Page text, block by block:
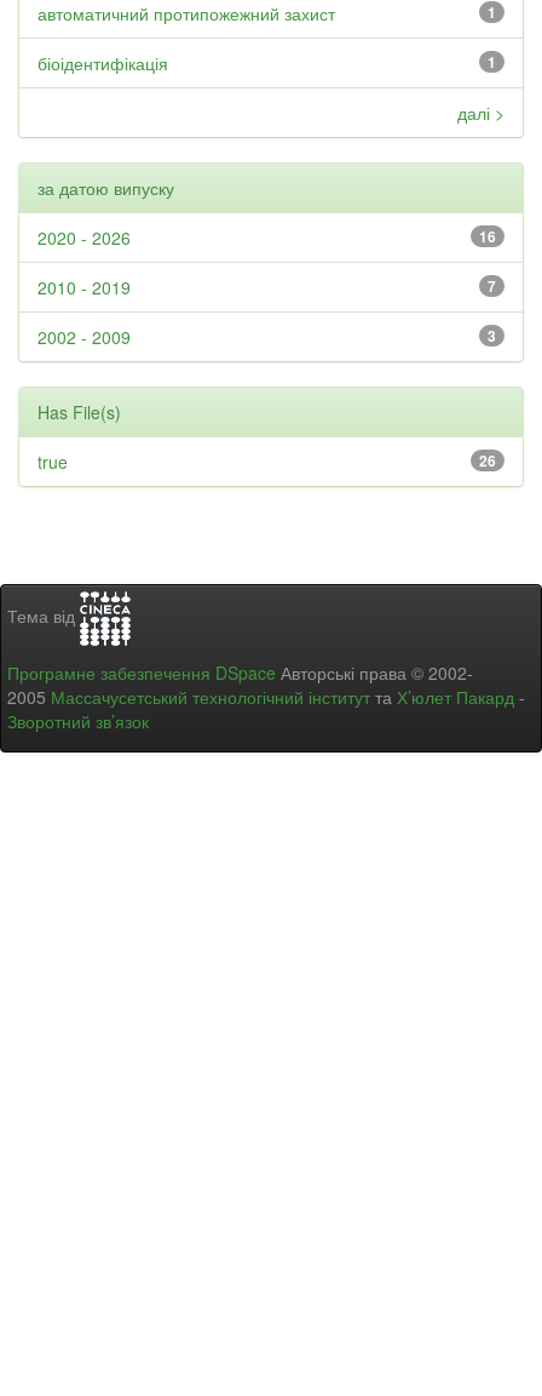
1
автоматичний протипожежний захист
1
біоідентифікація
далі >
за датою випуску
16
2020 - 2026
7
2010 - 2019
3
2002 - 2009
Has File(s)
26
true
Тема від
Програмне забезпечення DSpace Авторські права © 2002-
2005 Массачусетський технологічний інститут та Х’юлет Пакард -
Зворотний зв’язок